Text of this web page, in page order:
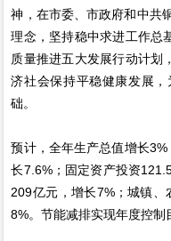
神，在市委、市政府和中共
理念，坚持稳中求进工作总
质量推进五大发展行动计划
济社会保持平稳健康发展
础。
预计，全年生产总值增长
长7.6%；固定资产投资
209亿元，增长7%；城镇、
8%。节能减排实现年度控制